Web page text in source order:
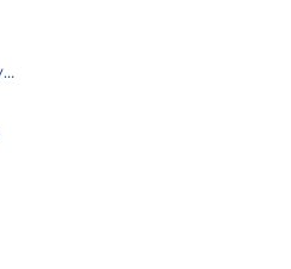
Thuê căn hộ Vinhomes Golden River